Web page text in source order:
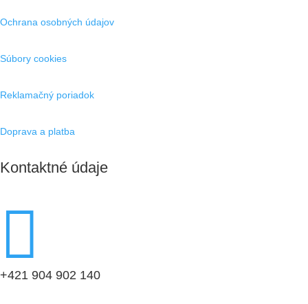
Ochrana osobných údajov
Súbory cookies
Reklamačný poriadok
Doprava a platba
Kontaktné údaje

+421 904 902 140